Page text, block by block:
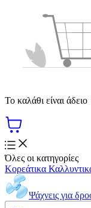
Το καλάθι είναι άδειο
Όλες οι κατηγορίες
Κορεάτικα
Ψάχνεις για